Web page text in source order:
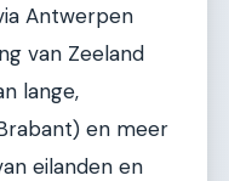
Antwerpen
van Zeeland
lange,
en meer
eilanden en